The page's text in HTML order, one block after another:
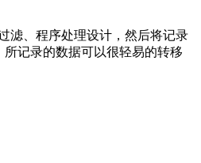
滤、程序处理设计，然后将记录
记录的数据可以很轻易的转移